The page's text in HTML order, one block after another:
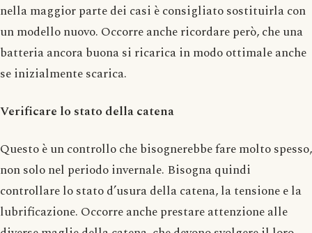
nella maggior parte dei casi è consigliato sostituirla con
un modello nuovo. Occorre anche ricordare però, che una
batteria ancora buona si ricarica in modo ottimale anche
se inizialmente scarica.
Verificare lo stato della catena
Questo è un controllo che bisognerebbe fare molto spesso,
non solo nel periodo invernale. Bisogna quindi
controllare lo stato d’usura della catena, la tensione e la
lubrificazione. Occorre anche prestare attenzione alle